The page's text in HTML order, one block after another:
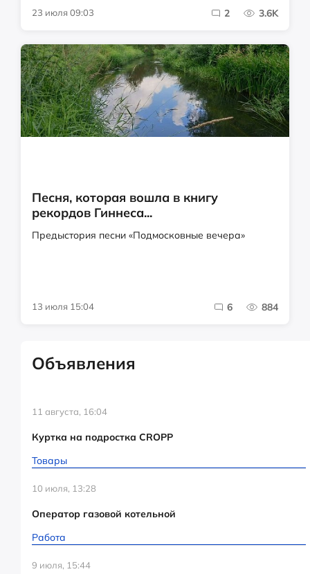
23 июля 09:03 2 3.6K
Песня, которая вошла в книгу
рекордов Гиннеса...
Предыстория песни «Подмосковные вечера»
13 июля 15:04 6 884
Объявления
11 августа, 16:04
Куртка на подростка CROPP
Товары
10 июля, 13:28
Оператор газовой котельной
Работа
9 июля, 15:44